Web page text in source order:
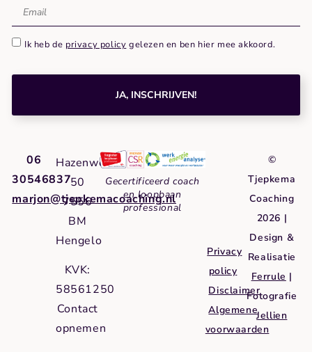
Ik heb de privacy policy gelezen en ben hier mee akkoord.
JA, INSCHRIJVEN!
06
30546837
marjon@tjepkemacoaching.nl
Hazenweg
50
7556
BM
Hengelo
KVK:
58561250
Contact
opnemen
Gecertificeerd coach
en loopbaan
professional
Privacy
policy
Disclaimer
Algemene
voorwaarden
©
Tjepkema
Coaching
2026 |
Design &
Realisatie
Ferrule |
Fotografie
Jellien